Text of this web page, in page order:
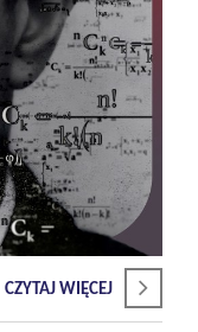
CZYTAJ WIĘCEJ